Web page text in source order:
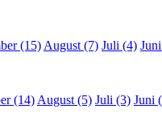
(15)August (7) Juli (4)
(14)August (5) Juli (3) Juni